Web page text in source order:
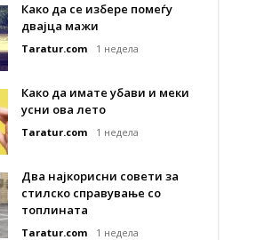
Како да се избере помеѓу
двајца мажи
Taratur.com 1 недела
Како да имате убави и меки
усни ова лето
Taratur.com 1 недела
Два најкорисни совети за
стилско справување со
топлината
Taratur.com 1 недела